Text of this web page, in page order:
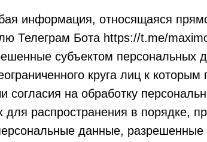
информация, относящаяся
Телеграм Бота https://t.me/
субъектом персональных
круга лиц к которым
согласия на обработку
распространения в порядке,
данные, разрешенные